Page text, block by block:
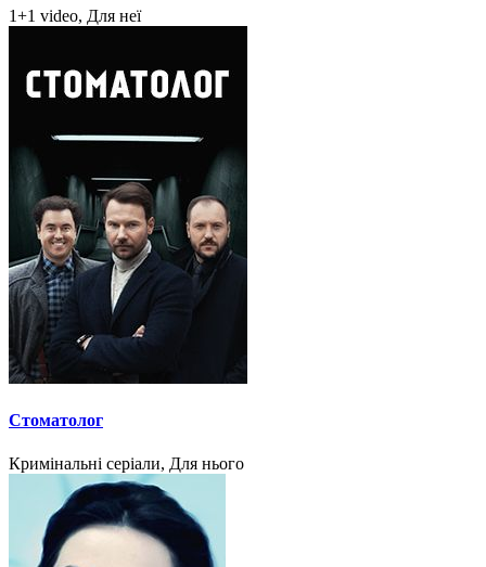
1+1 video, Для неї
Стоматолог
Кримінальні серіали, Для нього